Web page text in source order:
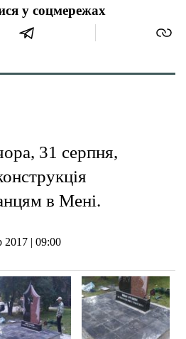
у соцмережах
31 серпня,
в Мені.
2017 | 09:00